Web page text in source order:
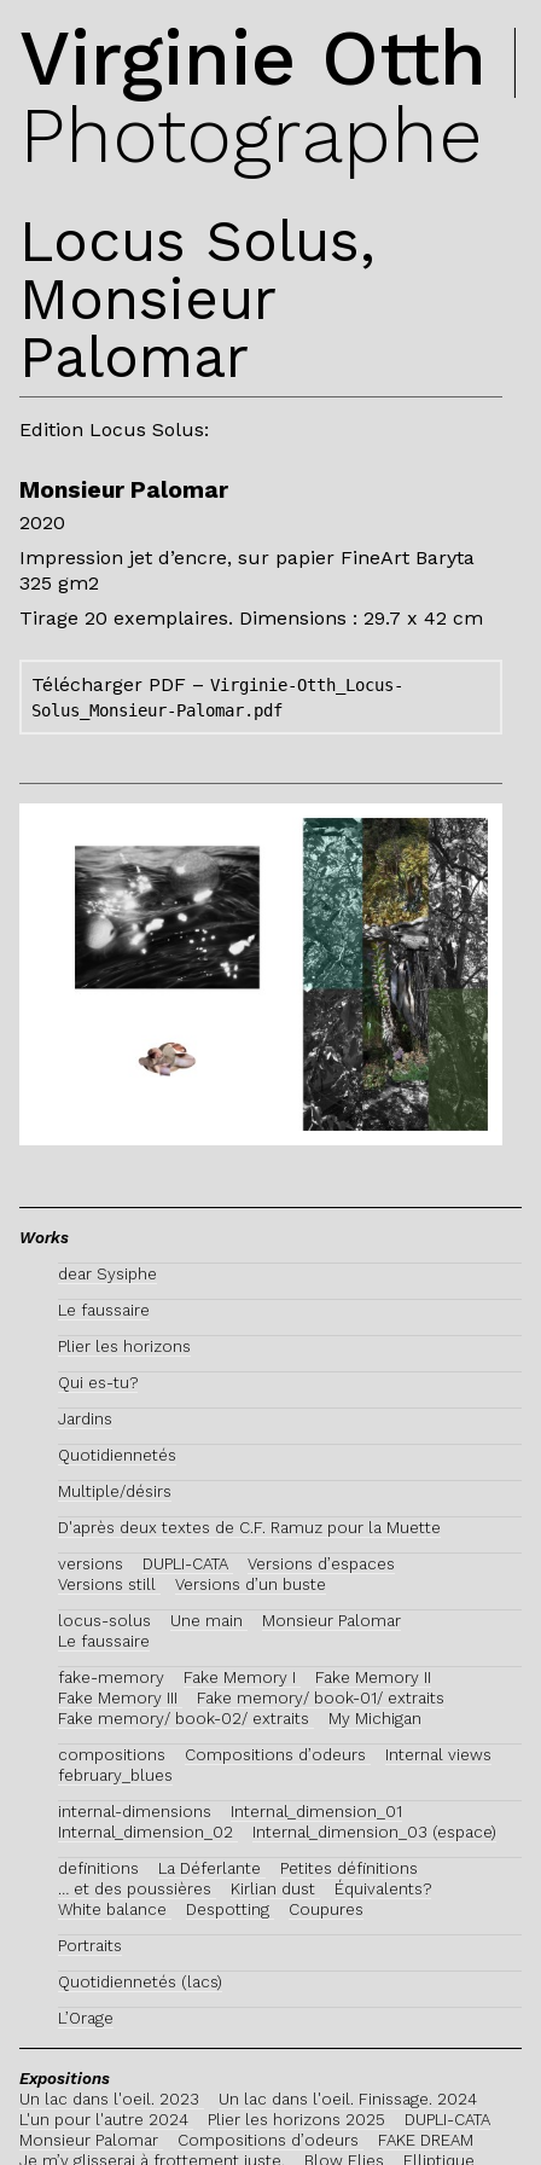
Virginie Otth |
Photographe
Locus Solus,
Monsieur
Palomar
Edition Locus Solus:
Monsieur Palomar
2020
Impression jet d’encre, sur papier FineArt Baryta
325 gm2
Tirage 20 exemplaires. Dimensions : 29.7 x 42 cm
Télécharger PDF – Virginie-Otth_Locus-
Solus_Monsieur-Palomar.pdf
Works
dear Sysiphe
Le faussaire
Plier les horizons
Qui es-tu?
Jardins
Quotidiennetés
Multiple/désirs
D'après deux textes de C.F. Ramuz pour la Muette
versions
DUPLI-CATA
Versions d’espaces
Versions still
Versions d’un buste
locus-solus
Une main
Monsieur Palomar
Le faussaire
fake-memory
Fake Memory I
Fake Memory II
Fake Memory III
Fake memory/ book-01/ extraits
Fake memory/ book-02/ extraits
My Michigan
compositions
Compositions d’odeurs
Internal views
february_blues
internal-dimensions
Internal_dimension_01
Internal_dimension_02
Internal_dimension_03 (espace)
definitions
La Déferlante
Petites définitions
… et des poussières
Kirlian dust
Équivalents?
White balance
Despotting
Coupures
Portraits
Quotidiennetés (lacs)
L’Orage
Expositions
Un lac dans l'oeil. 2023
Un lac dans l'oeil. Finissage. 2024
L'un pour l'autre 2024
Plier les horizons 2025
DUPLI-CATA
Monsieur Palomar
Compositions d’odeurs
FAKE DREAM
Je m’y glisserai à frottement juste.
Blow Flies Elliptique